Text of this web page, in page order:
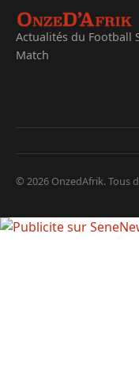
Actualités du Football
Match
© 2026 OnzedAfrik. Tous